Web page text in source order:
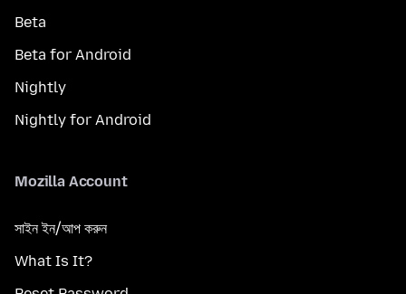
Beta
Beta for Android
Nightly
Nightly for Android
Mozilla Account
সাইন ইন/আপ করুন
What Is It?